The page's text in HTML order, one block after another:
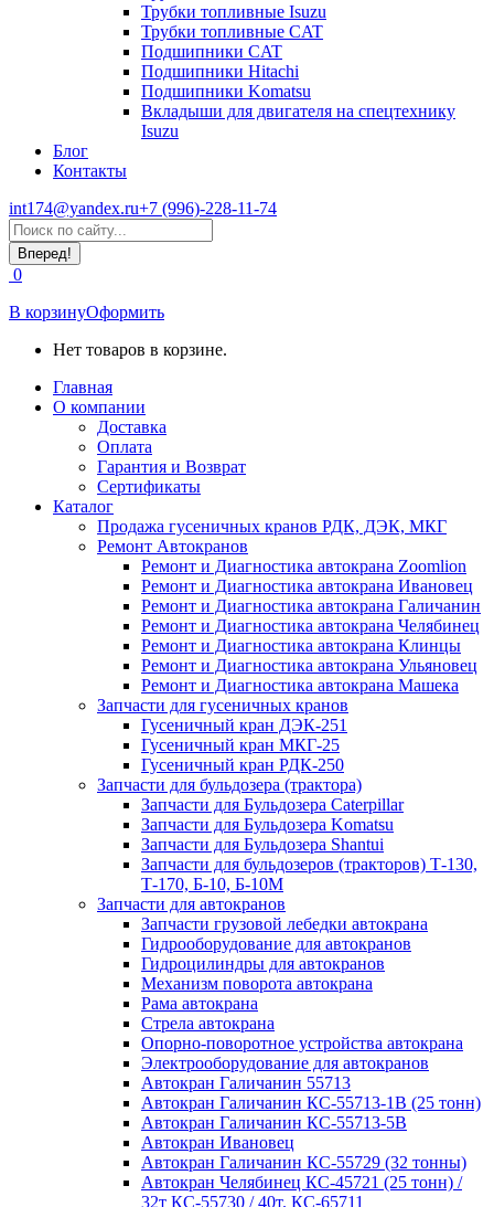
Трубки топливные Isuzu
Трубки топливные CAT
Подшипники CAT
Подшипники Hitachi
Подшипники Komatsu
Вкладыши для двигателя на спецтехнику
Isuzu
Блог
Контакты
int174@yandex.ru+7 (996)-228-11-74
Страница
WhatsApp
открывается
в
новом
окне
Поиск:
0
В корзинуОформить
Нет товаров в корзине.
Главная
О компании
Доставка
Оплата
Гарантия и Возврат
Сертификаты
Каталог
Продажа гусеничных кранов РДК, ДЭК, МКГ
Ремонт Автокранов
Ремонт и Диагностика автокрана Zoomlion
Ремонт и Диагностика автокрана Ивановец
Ремонт и Диагностика автокрана Галичанин
Ремонт и Диагностика автокрана Челябинец
Ремонт и Диагностика автокрана Клинцы
Ремонт и Диагностика автокрана Ульяновец
Ремонт и Диагностика автокрана Машека
Запчасти для гусеничных кранов
Гусеничный кран ДЭК-251
Гусеничный кран МКГ-25
Гусеничный кран РДК-250
Запчасти для бульдозера (трактора)
Запчасти для Бульдозера Caterpillar
Запчасти для Бульдозера Komatsu
Запчасти для Бульдозера Shantui
Запчасти для бульдозеров (тракторов) Т-130,
Т-170, Б-10, Б-10М
Запчасти для автокранов
Запчасти грузовой лебедки автокрана
Гидрооборудование для автокранов
Гидроцилиндры для автокранов
Механизм поворота автокрана
Рама автокрана
Стрела автокрана
Опорно-поворотное устройства автокрана
Электрооборудование для автокранов
Автокран Галичанин 55713
Автокран Галичанин КС-55713-1В (25 тонн)
Автокран Галичанин КС-55713-5В
Автокран Ивановец
Автокран Галичанин КС-55729 (32 тонны)
Автокран Челябинец КС-45721 (25 тонн) /
32т КС-55730 / 40т. КС-65711